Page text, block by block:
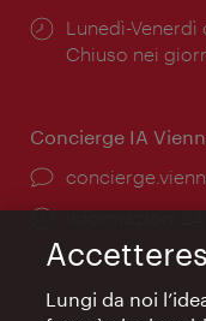
Orari
di
Lunedì-Venerdì
Chiuso nei
Concierge IA
Ort:
Öffnungszeiten:
Informazioni
Lungi da noi